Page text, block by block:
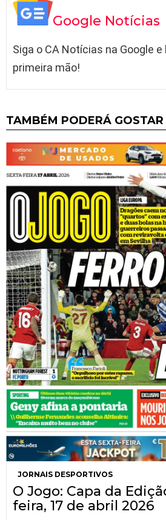
Google Notícias
Siga o CA Notícias na Google
primeira mão!
TAMBÉM PODERÁ GOSTAR
JORNAIS DESPORTIVOS
O Jogo: Capa da
feira, 17 de abril 2026